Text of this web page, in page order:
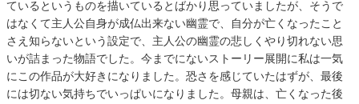
ているというものを描いているとばかり思っていましたが、そうで
はなくて主人公自身が成仏出来ない幽霊で、自分が亡くなったこと
さえ知らないという設定で、主人公の幽霊の悲しくやり切れない思
いが詰まった物語でした。今までにないストーリー展開に私は一気
にこの作品が大好きになりました。恐さを感じていたはずが、最後
には切ない気持ちでいっぱいになりました。母親は、亡くなった後